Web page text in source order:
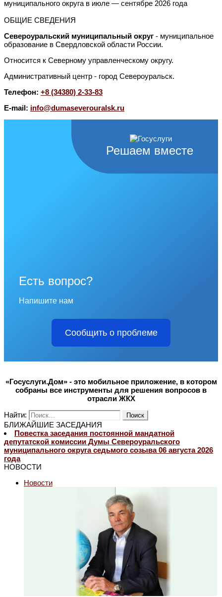
муниципального округа в июле — сентябре 2026 года
ОБЩИЕ СВЕДЕНИЯ
Североуральский муниципальный округ - муниципальное
образование в Свердловской области России.
Относится к Северному управленческому округу.
Административный центр - город Североуральск.
Телефон: +8 (34380) 2-33-83
E-mail: info@dumaseverouralsk.ru
Решаем вместе
Есть вопрос?
Напишите нам
Сообщить о проблеме
«Госуслуги.Дом» - это мобильное приложение, в котором
собраны все инструменты для решения вопросов в
отрасли ЖКХ
Найти:
БЛИЖАЙШИЕ ЗАСЕДАНИЯ
Повестка заседания постоянной мандатной
депутатской комиссии Думы Североуральского
муниципального округа седьмого созыва 06 августа 2026
года
НОВОСТИ
Новости